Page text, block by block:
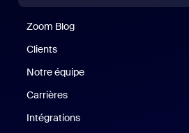
Zoom Blog
Clients
Notre équipe
Carrières
Intégrations